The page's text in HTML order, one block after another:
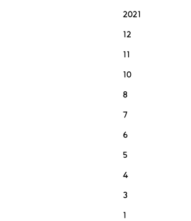
2021
12
11
10
8
7
6
5
4
3
1